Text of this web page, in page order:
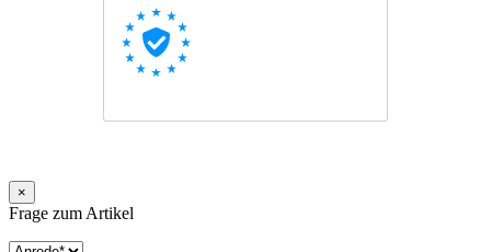
×
Frage zum Artikel